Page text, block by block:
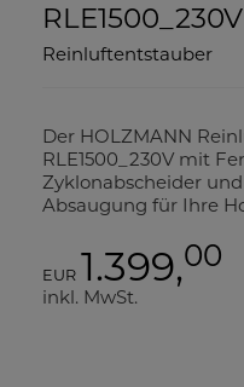
RLE1500_230V
Reinluftentstauber
Der HOLZMANN
RLE1500_230V mit
Zyklonabscheider
Absaugung für Ihre
EUR 1.399,00
inkl. MwSt.